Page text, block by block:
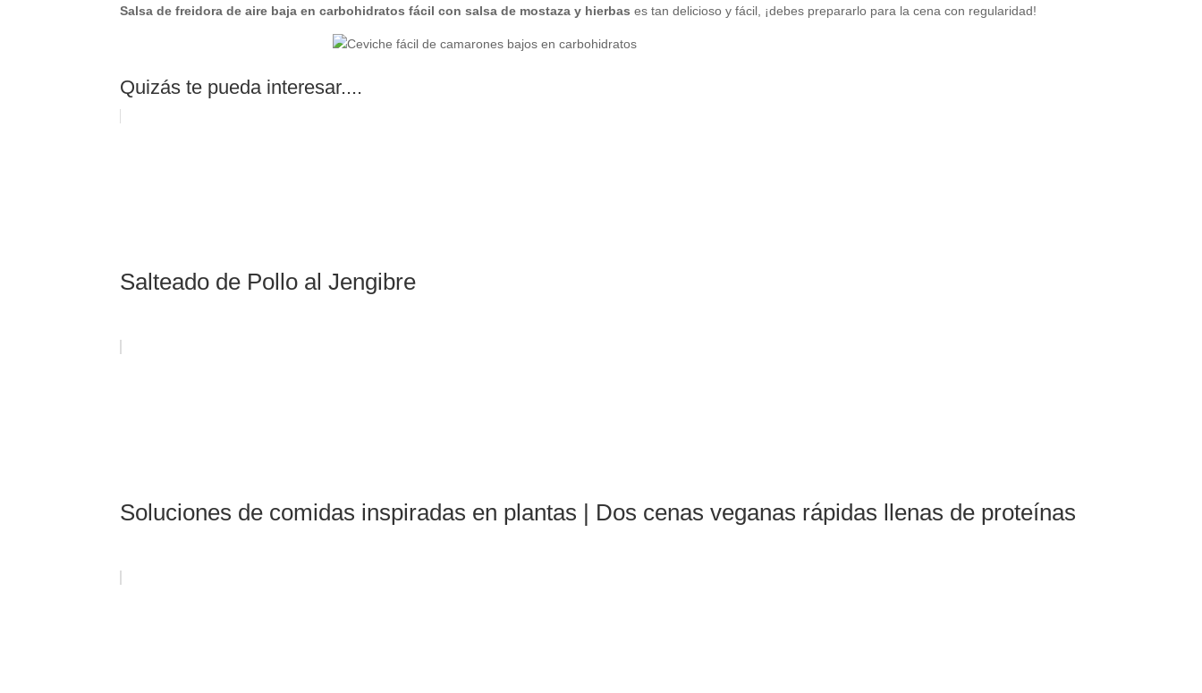
Salsa de freidora de aire baja en carbohidratos fácil con salsa de mostaza y hierbas es tan delicioso y fácil, ¡debes prepararlo para la cena con regularidad!
Quizás te pueda interesar....
Salteado de Pollo al Jengibre
Soluciones de comidas inspiradas en plantas | Dos cenas veganas rápidas llenas de proteínas